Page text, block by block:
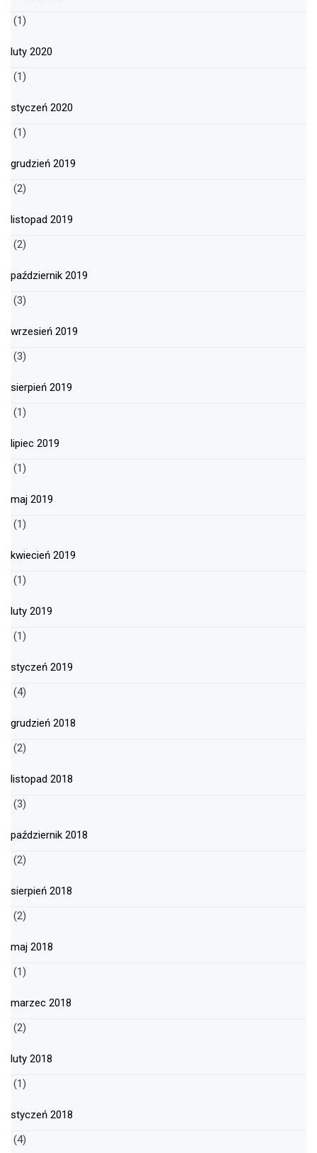
(1)
luty 2020
(1)
styczeń 2020
(1)
grudzień 2019
(2)
listopad 2019
(2)
październik 2019
(3)
wrzesień 2019
(3)
sierpień 2019
(1)
lipiec 2019
(1)
maj 2019
(1)
kwiecień 2019
(1)
luty 2019
(1)
styczeń 2019
(4)
grudzień 2018
(2)
listopad 2018
(3)
październik 2018
(2)
sierpień 2018
(2)
maj 2018
(1)
marzec 2018
(2)
luty 2018
(1)
styczeń 2018
(4)